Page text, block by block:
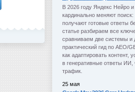
В 2026 году Яндекс Нейро
кардинально меняют
получают готовые ответы
статье разбираем все
сравниваем две системы и
практический гид по AEO/
как адаптировать контент,
в генеративные ответы ИИ,
трафик.
25 мая